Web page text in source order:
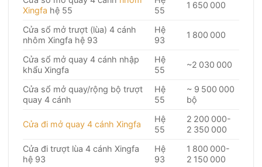
Xingfa hệ 55
55
1 650 000
Cửa sổ mở trượt (lùa) 4 cánh
nhôm Xingfa hệ 93
Hệ
93
1 800 000
Cửa sổ mở quay 4 cánh nhập
khẩu Xingfa
Hệ
55
~2 030 000
Cửa sổ mở quay/rộng bộ trượt
quay 4 cánh
Hệ
55
~ 9 500 000
bộ
Cửa đi mở quay 4 cánh Xingfa
Hệ
55
2 200 000-
2 350 000
Cửa đi trượt lùa 4 cánh Xingfa
hệ 93
Hệ
93
1 800 000-
2 150 000